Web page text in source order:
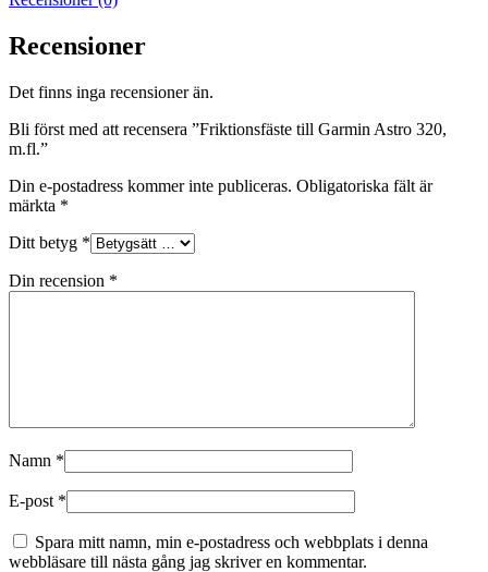
Recensioner
Det finns inga recensioner än.
Bli först med att recensera ”Friktionsfäste till Garmin Astro 320,
m.fl.”
Din e-postadress kommer inte publiceras. Obligatoriska fält är
märkta *
Ditt betyg *
Din recension *
Namn *
E-post *
Spara mitt namn, min e-postadress och webbplats i denna
webbläsare till nästa gång jag skriver en kommentar.